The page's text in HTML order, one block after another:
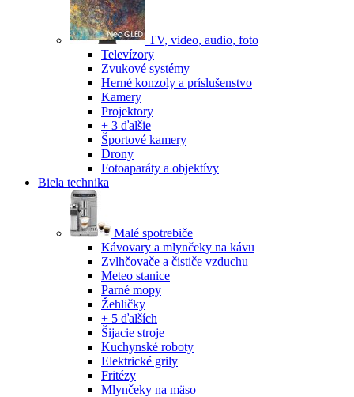
TV, video, audio, foto
Televízory
Zvukové systémy
Herné konzoly a príslušenstvo
Kamery
Projektory
+ 3 ďalšie
Športové kamery
Drony
Fotoaparáty a objektívy
Biela technika
Malé spotrebiče
Kávovary a mlynčeky na kávu
Zvlhčovače a čističe vzduchu
Meteo stanice
Parné mopy
Žehličky
+ 5 ďalších
Šijacie stroje
Kuchynské roboty
Elektrické grily
Fritézy
Mlynčeky na mäso